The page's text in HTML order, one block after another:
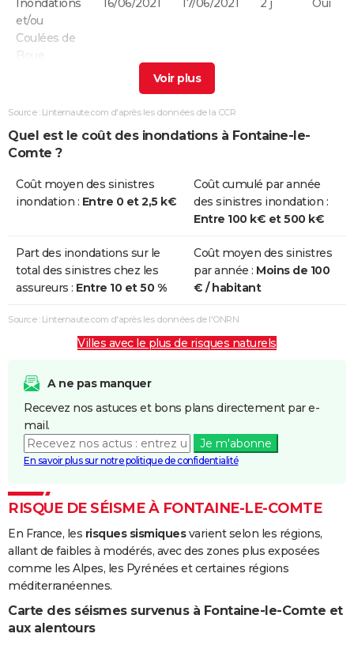
et/ou
Coulées de
Boue
et/ou
Boue
19/06/2013 19/06/2013
et/ou
Coulées de
Inondations
et/ou
Coulées de
Boue
25/12/1999 29/12/1999 5 j Non
Inondations
Coulées de
01/04/1983 28/04/1983 28 j
Inondations
et/ou
Coulées de
08/12/1982 31/12/1982 24 j
Source : Linternaute.com d'après les données de la CCR
Quel est le coût des inondations à Fontaine-le-
Comte ?
Coût moyen des sinistres
inondation : Entre 0 et 2,5 k€
Coût cumulé par année
des sinistres inondation :
Entre 100 k€ et 500 k€
Part des inondations sur le
total des sinistres chez les
assureurs : Entre 10 et 50 %
Coût moyen des sinistres
par année : Moins de 100
€ / habitant
Source : Linternaute.com d'après les données de l'ONRN
Villes avec le plus de risques naturels
A ne pas manquer
Recevez nos astuces et bons plans directement par e-
mail.
Je m'abonne
En savoir plus sur notre politique de confidentialité
RISQUE DE SÉISME À FONTAINE-LE-COMTE
En France, les risques sismiquesvarient selon les régions,
allant de faibles à modérés, avec des zones plus exposées
comme les Alpes, les Pyrénées et certaines régions
méditerranéennes.
Carte des séismes survenus à Fontaine-le-Comte et
aux alentours